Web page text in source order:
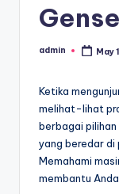
Posted
admin May
Ketika
melihat-lihat
berbagai pilihan
yang beredar di
Memahami
membantu